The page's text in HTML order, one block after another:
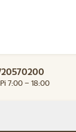
7:00 – 18:00